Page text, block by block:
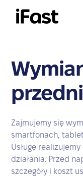
Zajmujemy się
smartfonach,
Usługę
działania. Przed
szczegóły i koszt